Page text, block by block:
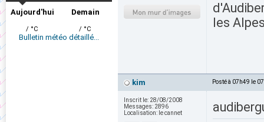
Aujourd'hui
/ °C
Demain
/ °C
Bulletin météo détaillé...
les
kim Posté à 07h49 le
Inscrit le: 28/08/2008
Messages: 2896
Localisation: le cannet